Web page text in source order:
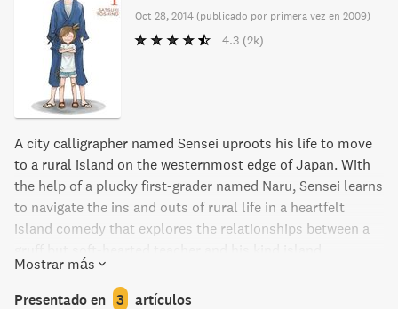
Oct 28, 2014 (publicado por primera vez en 2009)
4.3 (2k)
A city calligrapher named Sensei uproots his life to move
to a rural island on the westernmost edge of Japan. With
the help of a plucky first-grader named Naru, Sensei learns
to navigate the ins and outs of rural life in a heartfelt
island comedy that explores the relationships between a
neighbors.
Mostrar más
Presentado en 3 artículos